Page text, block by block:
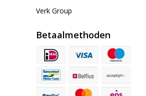
Verk Group
Betaalmethoden